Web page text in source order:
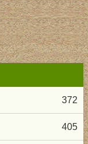
372
405